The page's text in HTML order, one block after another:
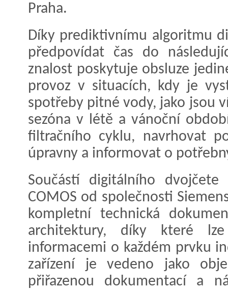
Praha.
Díky prediktivnímu algoritmu
předpovídat čas do
znalost poskytuje obsluze
provoz v situacích, kdy je
spotřeby pitné vody, jako jsou
sezóna v létě a vánoční
filtračního cyklu, navrhovat
úpravny a informovat o
Součástí digitálního
COMOS od společnosti
kompletní technická
architektury, díky které
informacemi o každém prvku
zařízení je vedeno jako
přiřazenou dokumentací a